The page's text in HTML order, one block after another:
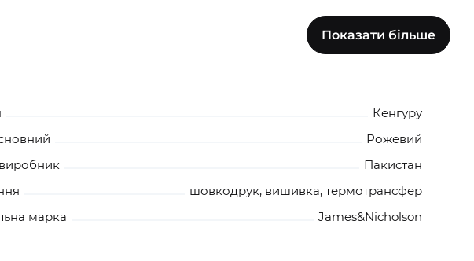
0
0 0
Показати більше
Кенгуру
Рожевий
Пакистан
шовкодрук, вишивка, термотрансфер
марка
James&Nicholson